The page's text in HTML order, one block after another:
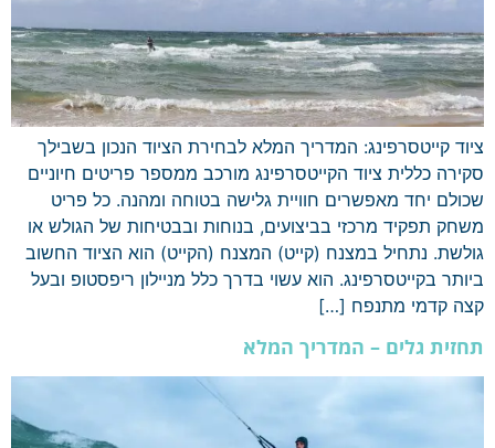
ציוד קייטסרפינג: המדריך המלא לבחירת הציוד הנכון בשבילך
סקירה כללית ציוד הקייטסרפינג מורכב ממספר פריטים חיוניים
שכולם יחד מאפשרים חוויית גלישה בטוחה ומהנה. כל פריט
משחק תפקיד מרכזי בביצועים, בנוחות ובבטיחות של הגולש או
גולשת. נתחיל במצנח (קייט) המצנח (הקייט) הוא הציוד החשוב
ביותר בקייטסרפינג. הוא עשוי בדרך כלל מניילון ריפסטופ ובעל
קצה קדמי מתנפח […]
תחזית גלים – המדריך המלא